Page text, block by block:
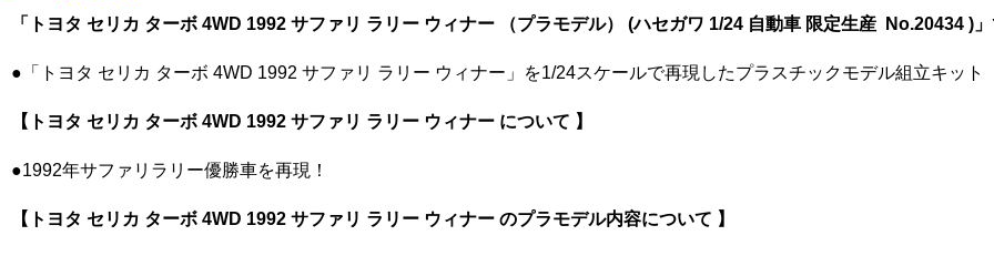
「トヨタ セリカ ターボ 4WD 1992 サファリ ラリー ウィナー （プラモデル） (ハセガワ 1/24 自動車 限定生産 No.20434 )
●「トヨタ セリカ ターボ 4WD 1992 サファリ ラリー ウィナー」を1/24スケールで再現したプラスチックモデル組立キット
【トヨタ セリカ ターボ 4WD 1992 サファリ ラリー ウィナー について 】
●1992年サファリラリー優勝車を再現！
【トヨタ セリカ ターボ 4WD 1992 サファリ ラリー ウィナー のプラモデル内容について 】